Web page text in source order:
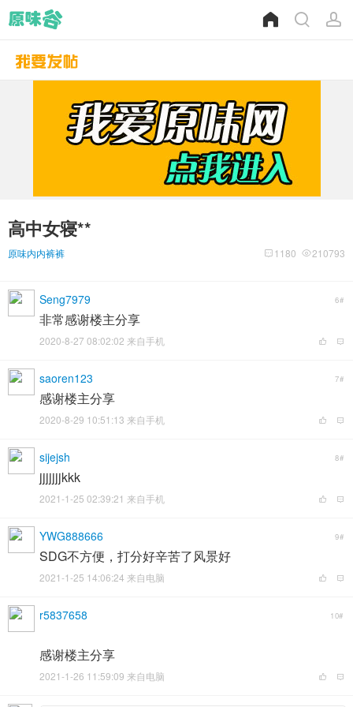
高中女寝**
原味内内裤裤 210793
1180
Seng7979 6#
非常感谢楼主分享
2020-8-27 08:02:02 来自手机
saoren123 7#
感谢楼主分享
2020-8-29 10:51:13 来自手机
sijejsh 8#
jjjjjjjkkk
2021-1-25 02:39:21 来自手机
YWG888666 9#
SDG不方便，打分好辛苦了风景好
2021-1-25 14:06:24 来自电脑
r5837658 10#
感谢楼主分享
2021-1-26 11:59:09 来自电脑